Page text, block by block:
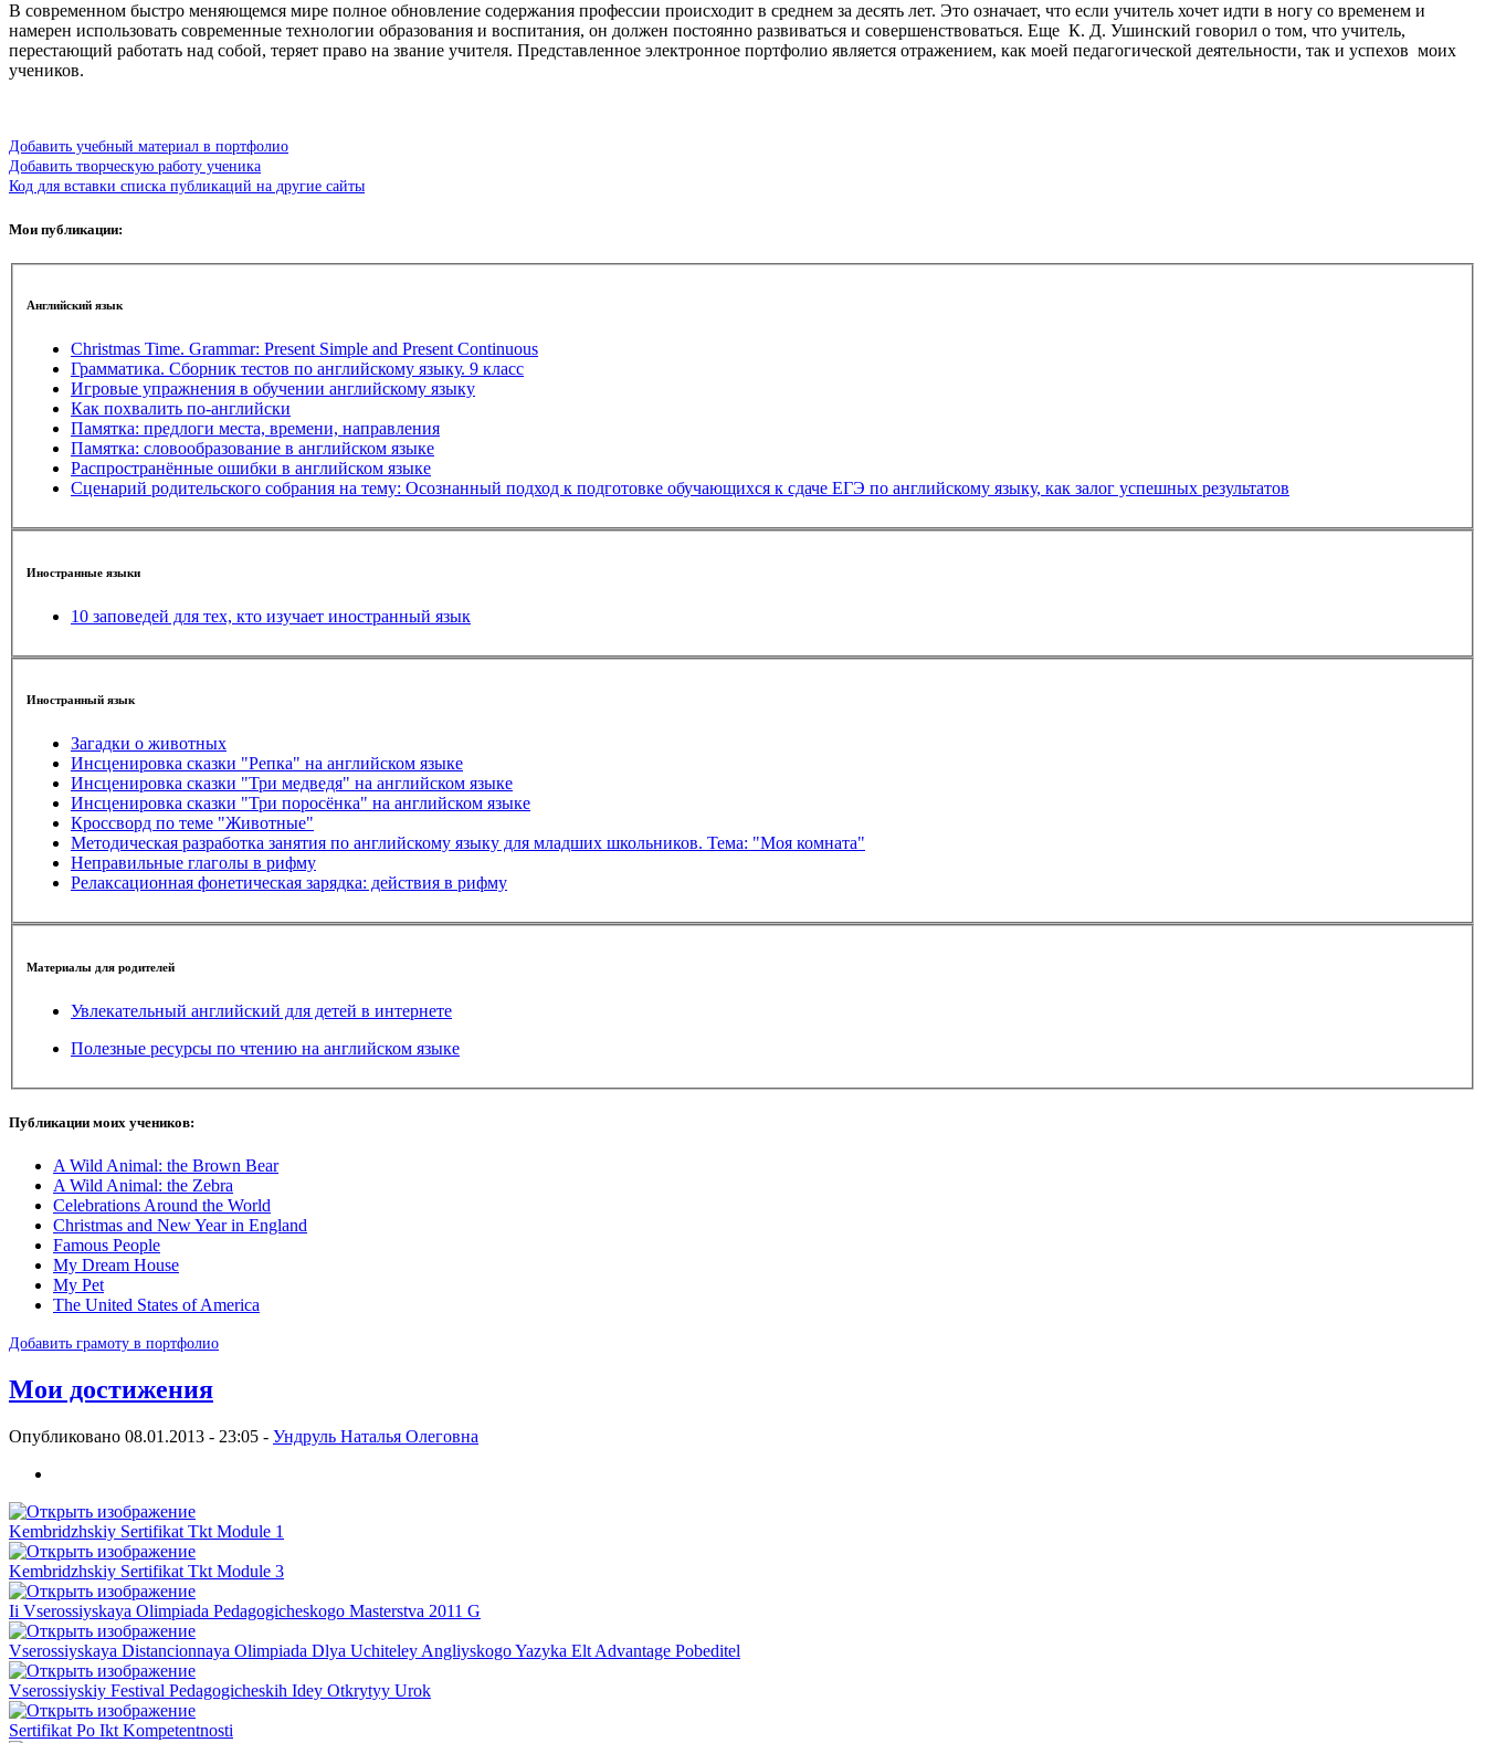
В современном быстро меняющемся мире полное обновление содержания профессии происходит в среднем за десять лет. Это означает, что если учитель хочет идти в ногу со временем и
намерен использовать современные технологии образования и воспитания, он должен постоянно развиваться и совершенствоваться. Еще К. Д. Ушинский говорил о том, что учитель,
перестающий работать над собой, теряет право на звание учителя. Представленное электронное портфолио является отражением, как моей педагогической деятельности, так и успехов моих
учеников.
Добавить учебный материал в портфолио
Добавить творческую работу ученика
Код для вставки списка публикаций на другие сайты
Мои публикации:
Английский язык
Christmas Time. Grammar: Present Simple and Present Continuous
Грамматика. Сборник тестов по английскому языку. 9 класс
Игровые упражнения в обучении английскому языку
Как похвалить по-английски
Памятка: предлоги места, времени, направления
Памятка: словообразование в английском языке
Распространённые ошибки в английском языке
Сценарий родительского собрания на тему: Осознанный подход к подготовке обучающихся к сдаче ЕГЭ по английскому языку, как залог успешных результатов
Иностранные языки
10 заповедей для тех, кто изучает иностранный язык
Иностранный язык
Загадки о животных
Инсценировка сказки "Репка" на английском языке
Инсценировка сказки "Три медведя" на английском языке
Инсценировка сказки "Три поросёнка" на английском языке
Кроссворд по теме "Животные"
Методическая разработка занятия по английскому языку для младших школьников. Тема: "Моя комната"
Неправильные глаголы в рифму
Релаксационная фонетическая зарядка: действия в рифму
Материалы для родителей
Увлекательный английский для детей в интернете
Полезные ресурсы по чтению на английском языке
Публикации моих учеников:
A Wild Animal: the Brown Bear
A Wild Animal: the Zebra
Celebrations Around the World
Christmas and New Year in England
Famous People
My Dream House
My Pet
The United States of America
Добавить грамоту в портфолио
Мои достижения
Опубликовано 08.01.2013 - 23:05 - Ундруль Наталья Олеговна
Kembridzhskiy Sertifikat Tkt Module 1
Kembridzhskiy Sertifikat Tkt Module 3
Ii Vserossiyskaya Olimpiada Pedagogicheskogo Masterstva 2011 G
Vserossiyskaya Distancionnaya Olimpiada Dlya Uchiteley Angliyskogo Yazyka Elt Advantage Pobeditel
Vserossiyskiy Festival Pedagogicheskih Idey Otkrytyy Urok
Sertifikat Po Ikt Kompetentnosti